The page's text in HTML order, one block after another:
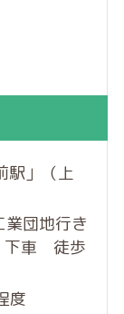
駅」（上
業団地行き
下車 徒歩
度